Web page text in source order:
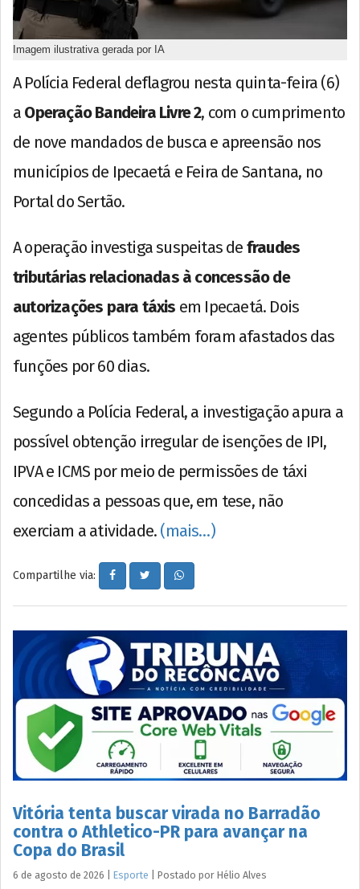
Imagem ilustrativa gerada por IA
A Polícia Federal deflagrou nesta quinta-feira (6)
a Operação Bandeira Livre 2, com o cumprimento
de nove mandados de busca e apreensão nos
municípios de Ipecaetá e Feira de Santana, no
Portal do Sertão.
A operação investiga suspeitas de fraudes
tributárias relacionadas à concessão de
autorizações para táxis em Ipecaetá. Dois
agentes públicos também foram afastados das
funções por 60 dias.
Segundo a Polícia Federal, a investigação apura a
possível obtenção irregular de isenções de IPI,
IPVA e ICMS por meio de permissões de táxi
concedidas a pessoas que, em tese, não
exerciam a atividade. (mais…)
Compartilhe via:
Vitória tenta buscar virada no Barradão
contra o Athletico-PR para avançar na
Copa do Brasil
6 de agosto de 2026 Esporte Postado por Hélio Alves